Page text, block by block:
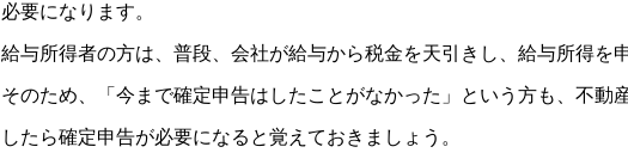
必要になります。
給与所得者の方は、普段、会社が給与から税金を天引きし、給与所得を
そのため、「今まで確定申告はしたことがなかった」という方も、不動
したら確定申告が必要になると覚えておきましょう。